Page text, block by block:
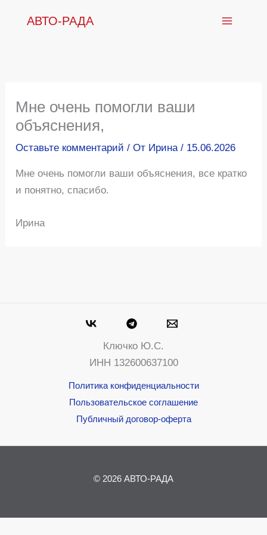
АВТО-РАДА
Мне очень помогли ваши
объяснения,
Оставьте комментарий / От Ирина/ 15.06.2026
Мне очень помогли ваши объяснения, все кратко
и понятно, спасибо.
Ирина
Ключко Ю.С.
ИНН 132600637100
Политика конфиденциальности
Пользовательское соглашение
Публичный договор-оферта
© 2026 АВТО-РАДА